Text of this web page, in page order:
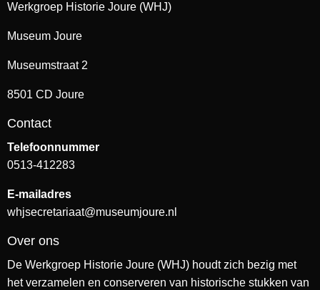
Werkgroep Historie Joure (WHJ)
Museum Joure
Museumstraat 2
8501 CD Joure
Contact
Telefoonnummer
0513-412283
E-mailadres
whjsecretariaat@museumjoure.nl
Over ons
De Werkgroep Historie Joure (WHJ) houdt zich bezig met
het verzamelen en conserveren van historische stukken van